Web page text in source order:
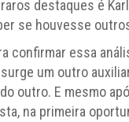
destaques é
se houvesse
confirmar essa
um outro
outro. E mesmo
na primeira